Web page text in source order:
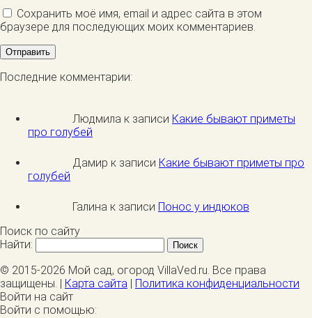
Сохранить моё имя, email и адрес сайта в этом
браузере для последующих моих комментариев.
Последние комментарии:
Людмила к записи Какие бывают приметы
про голубей
Дамир к записи Какие бывают приметы про
голубей
Галина к записи Понос у индюков
Поиск по сайту
Найти:
© 2015-2026 Мой сад, огород VillaVed.ru. Все права
защищены. |
Карта сайта
Политика конфиденциальности
Войти на сайт
Войти с помощью: